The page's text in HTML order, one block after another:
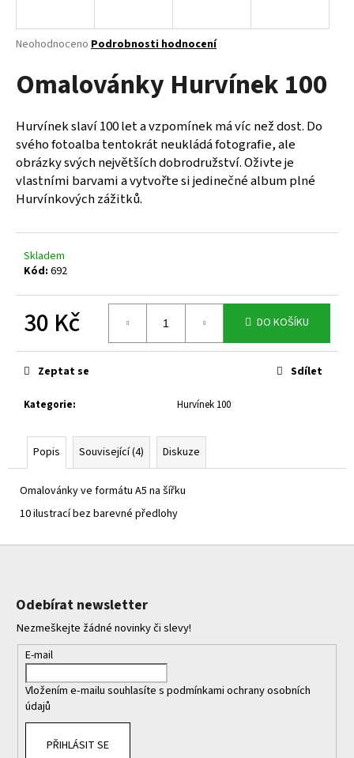
Průměrné
produktu
je
z
5
hvězdiček.
Neohodnoceno Podrobnosti hodnocení
Omalovánky Hurvínek 100
Hurvínek slaví 100 let a vzpomínek má víc než dost. Do
svého fotoalba tentokrát neukládá fotografie, ale
obrázky svých největších dobrodružství. Oživte je
vlastními barvami a vytvořte si jedinečné album plné
Hurvínkových zážitků.
Skladem
Kód: 692
30 Kč
cena:
DO KOŠÍKU
Kategorie: Hurvínek 100
Zeptat se Sdílet
Popis Související (4) Diskuze
Omalovánky ve formátu A5 na šířku
10 ilustrací bez barevné předlohy
j
t
?
HLEDAT
D
o
č
Z
Odebírat newsletter
Nezmeškejte žádné novinky či slevy!
E-mail
Vložením e-mailu souhlasíte spodmínkami ochrany osobních
údajů
PŘIHLÁSIT SE